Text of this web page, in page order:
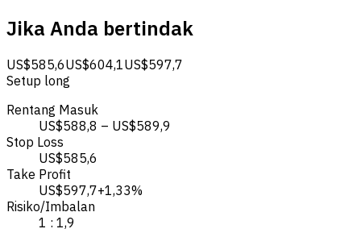
Jika Anda bertindak
US$585,6US$604,1US$597,7
Setup long
Rentang Masuk
US$588,8 – US$589,9
Stop Loss
US$585,6
Take Profit
US$597,7+1,33%
Risiko/Imbalan
1 : 1,9